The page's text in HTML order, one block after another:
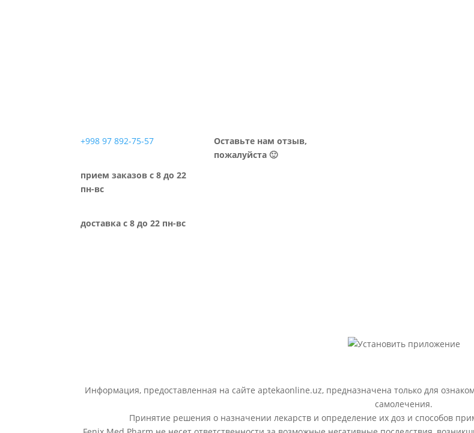
+998 97 892-75-57
прием заказов с 8 до 22
пн-вс
доставка с 8 до 22 пн-вс
Оставьте нам отзыв,
пожалуйста 🙂
Информация, предоставленная на сайте aptekaonline.uz, предназначена только для
самолечения.
Принятие решения о назначении лекарств и определение их доз и способов